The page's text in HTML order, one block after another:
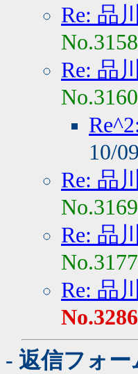
Re: 品
No.3158
Re: 品
No.3160
10/
Re: 品
No.3169
Re: 品
No.3177
Re: 品
No.3286
- 返信フォー